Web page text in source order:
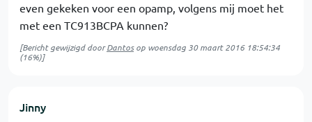
even gekeken voor een opamp, volgens mij moet het
met een TC913BCPA kunnen?
[Bericht gewijzigd doorDantosop woensdag 30 maart 2016 18:54:34
(16%)]
Jinny